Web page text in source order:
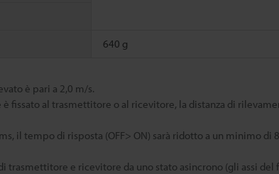
640 g
è pari a 2,0 m/s.
fissato al trasmettitore o al ricevitore, la distanza di
il tempo di risposta (OFF> ON) sarà ridotto a un minimo di
trasmettitore e ricevitore da uno stato asincrono (gli assi